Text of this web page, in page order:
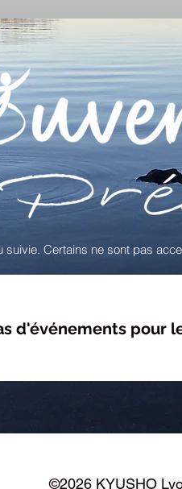
Certains ne sont pas
d'événements pour
©2026 KYUSHO